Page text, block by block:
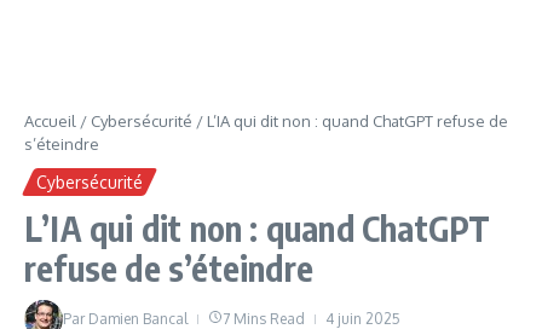
Accueil / Cybersécurité / L’IA qui dit non : quand ChatGPT refuse de
s’éteindre
Cybersécurité
L’IA qui dit non : quand ChatGPT
refuse de s’éteindre
Par Damien Bancal 7 Mins Read 4 juin 2025